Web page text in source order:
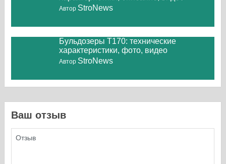
Автор StroNews
Бульдозеры Т170: технические
характеристики, фото, видео
Автор StroNews
Ваш отзыв